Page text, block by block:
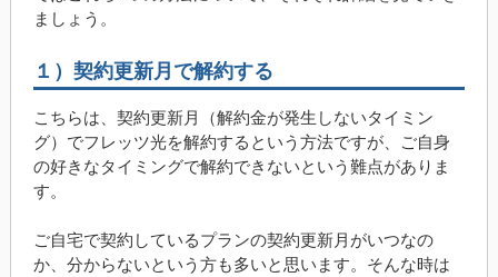
ましょう。
１）契約更新月で解約する
こちらは、契約更新月（解約金が発生しないタイミン
グ）でフレッツ光を解約するという方法ですが、ご自身
の好きなタイミングで解約できないという難点がありま
す。
ご自宅で契約しているプランの契約更新月がいつなの
か、分からないという方も多いと思います。そんな時は